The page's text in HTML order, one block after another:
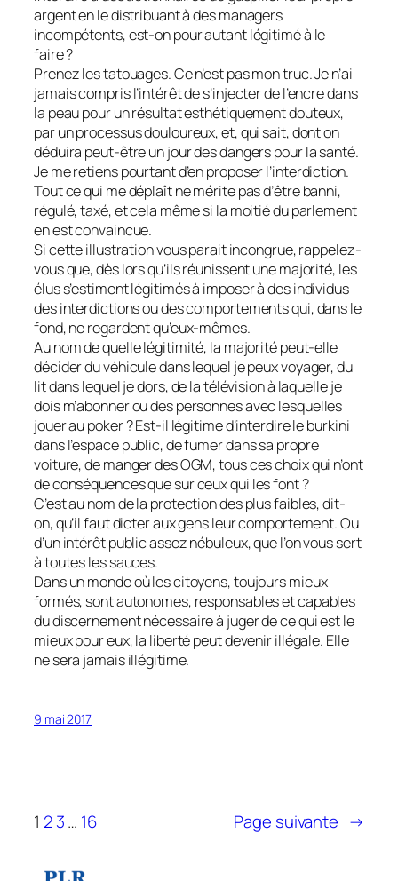
argent en le distribuant à des managers
incompétents, est-on pour autant légitimé à le
faire ?
Prenez les tatouages. Ce n’est pas mon truc. Je n’ai
jamais compris l’intérêt de s’injecter de l’encre dans
la peau pour un résultat esthétiquement douteux,
par un processus douloureux, et, qui sait, dont on
déduira peut-être un jour des dangers pour la santé.
Je me retiens pourtant d’en proposer l’interdiction.
Tout ce qui me déplaît ne mérite pas d’être banni,
régulé, taxé, et cela même si la moitié du parlement
en est convaincue.
Si cette illustration vous parait incongrue, rappelez-
vous que, dès lors qu’ils réunissent une majorité, les
élus s’estiment légitimés à imposer à des individus
des interdictions ou des comportements qui, dans le
fond, ne regardent qu’eux-mêmes.
Au nom de quelle légitimité, la majorité peut-elle
décider du véhicule dans lequel je peux voyager, du
lit dans lequel je dors, de la télévision à laquelle je
dois m’abonner ou des personnes avec lesquelles
jouer au poker ? Est-il légitime d’interdire le burkini
dans l’espace public, de fumer dans sa propre
voiture, de manger des OGM, tous ces choix qui n’ont
de conséquences que sur ceux qui les font ?
C’est au nom de la protection des plus faibles, dit-
on, qu’il faut dicter aux gens leur comportement. Ou
d’un intérêt public assez nébuleux, que l’on vous sert
à toutes les sauces.
Dans un monde où les citoyens, toujours mieux
formés, sont autonomes, responsables et capables
du discernement nécessaire à juger de ce qui est le
mieux pour eux, la liberté peut devenir illégale. Elle
ne sera jamais illégitime.
9 mai 2017
1 2 3… 16 Page suivante →